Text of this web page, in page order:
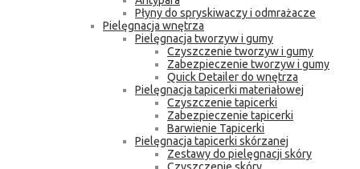
Płyny do spryskiwaczy i odmrażacze
Pielęgnacja wnętrza
Pielęgnacja tworzyw i gumy
Czyszczenie tworzyw i gumy
Zabezpieczenie tworzyw i gumy
Quick Detailer do wnętrza
Pielęgnacja tapicerki materiałowej
Czyszczenie tapicerki
Zabezpieczenie tapicerki
Barwienie Tapicerki
Pielęgnacja tapicerki skórzanej
Zestawy do pielęgnacji skóry